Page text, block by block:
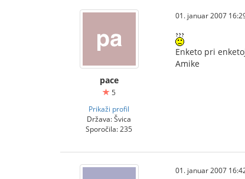
pace
5
Prikaži profil
Država: Švica
Sporočila: 235
01. januar 2007
Enketo pri
Amike
01. januar 2007